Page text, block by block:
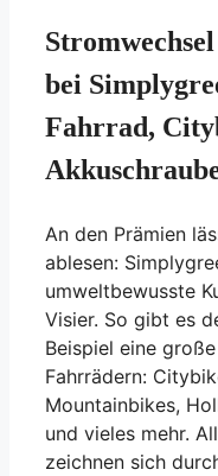
bei
Fahrrad,
An den Prämien
ablesen:
umweltbewusste
Visier. So gibt es
Beispiel eine
Fahrrädern:
Mountainbikes,
und vieles mehr.
zeichnen sich